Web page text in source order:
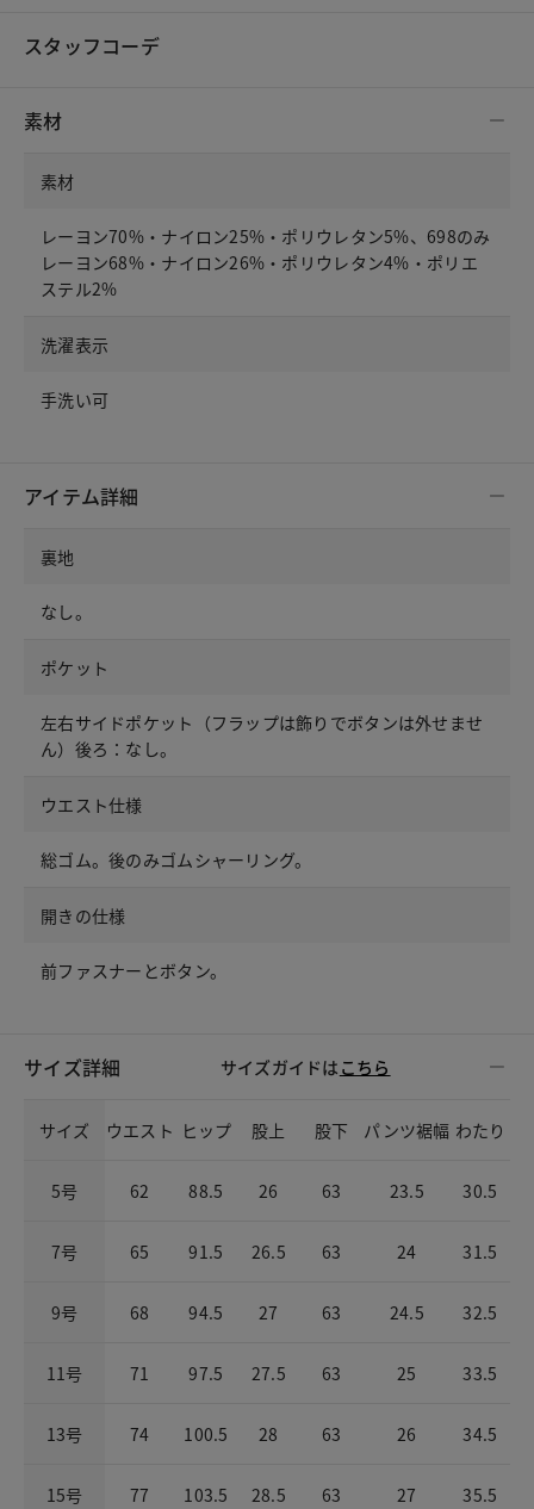
スタッフコーデ
素材
素材
レーヨン70%・ナイロン25%・ポリウレタン5%、698のみ
レーヨン68%・ナイロン26%・ポリウレタン4%・ポリエ
ステル2%
洗濯表示
手洗い可
アイテム詳細
裏地
なし。
ポケット
左右サイドポケット（フラップは飾りでボタンは外せませ
ん）後ろ：なし。
ウエスト仕様
総ゴム。後のみゴムシャーリング。
開きの仕様
前ファスナーとボタン。
サイズ詳細 サイズガイドは こちら
サイズ ウエスト ヒップ 股上 股下 パンツ裾幅 わたり
5号 62 88.5 26 63 23.5 30.5
7号 65 91.5 26.5 63 24 31.5
9号 68 94.5 27 63 24.5 32.5
11号 71 97.5 27.5 63 25 33.5
13号 74 100.5 28 63 26 34.5
15号 77 103.5 28.5 63 27 35.5